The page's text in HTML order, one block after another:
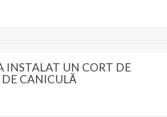
INSTALAT UN CORT DE
CANICULĂ